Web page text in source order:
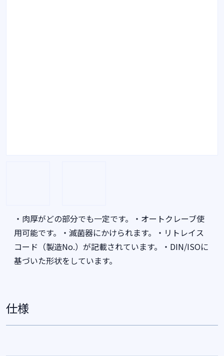
・肉厚がどの部分でも一定です。・オートクレーブ使
用可能です。・滅菌器にかけられます。・リトレイス
コード（製造No.）が記載されています。・DIN/ISOに
基づいた形状をしています。
仕様